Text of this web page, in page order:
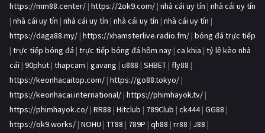
https://mm88.center/ | https://2ok9.com/ | nhà cái uy tín | nhà cái uy tín
| nhà cái uy tín | nhà cái uy tín | nhà cái uy tín | nhà cái uy tín |
https://daga88.my/ | https://xhamsterlive.radio.fm/ | bóng đá trực tiếp
| trực tiếp bóng đá | trực tiếp bóng đá hôm nay | ca khia | tỷ lệ kèo nhà
cái | 90phut | thapcam | gavang | u888 | SHBET | fly88 |
https://keonhacaitop.com/ | https://go88.tokyo/ |
https://keonhacai.international/ | https://phimhayok.tv/ |
https://phimhayok.co/ | RR88 | Hitclub | 789Club | ck444| GG88 |
https://ok9.works/ | NOHU | TT88 | 789P | qh88 | rr88 | J88 |